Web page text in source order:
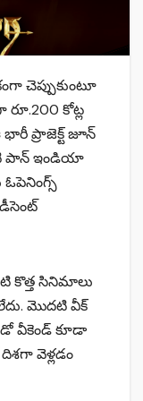
చెప్పుకుంటూ
రూ.200 కోట్ల
ప్రాజెక్ట్ జూన్
పాన్ ఇండియా
కొత్త సినిమాలు
మొదటి వీక్
వీకెండ్ కూడా
వెళ్లడం